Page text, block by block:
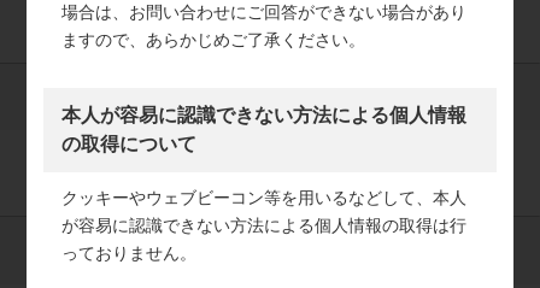
場合は、お問い合わせにご回答ができない場合があり
ますので、あらかじめご了承ください。
本人が容易に認識できない方法による個人情報
の取得について
クッキーやウェブビーコン等を用いるなどして、本人
が容易に認識できない方法による個人情報の取得は行
っておりません。
最終学歴 必須